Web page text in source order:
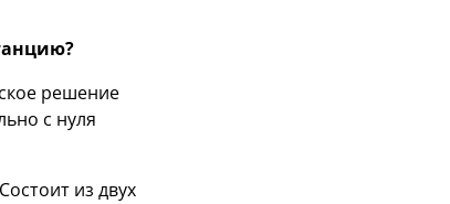
решение
с нуля
из двух